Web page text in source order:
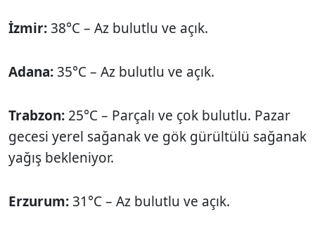
İzmir:38°C – Az bulutlu ve açık.
Adana:35°C – Az bulutlu ve açık.
Trabzon: 25°C – Parçalı ve çok bulutlu. Pazar
gecesi yerel sağanak ve gök gürültülü sağanak
yağış bekleniyor.
Erzurum:31°C – Az bulutlu ve açık.